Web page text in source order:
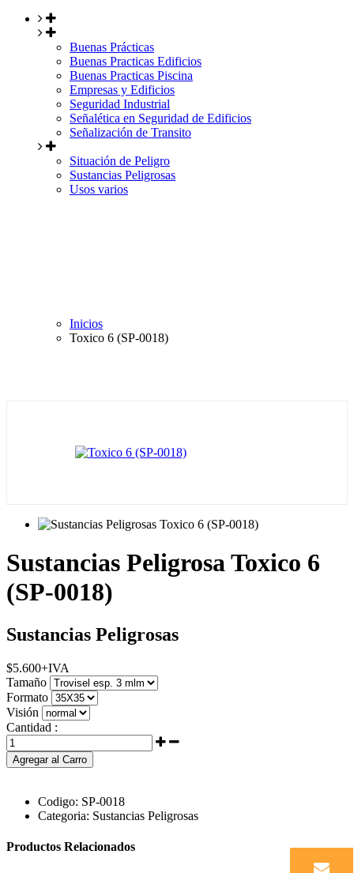
Buenas Prácticas
Buenas Practicas Edificios
Buenas Practicas Piscina
Empresas y Edificios
Seguridad Industrial
Señalética en Seguridad de Edificios
Señalización de Transito
Situación de Peligro
Sustancias Peligrosas
Usos varios
Inicios
Toxico 6 (SP-0018)
Sustancias Peligrosa Toxico 6
(SP-0018)
Sustancias Peligrosas
$5.600+IVA
Tamaño
Formato
Visión
Cantidad :
Agregar al Carro
Codigo: SP-0018
Categoria: Sustancias Peligrosas
Productos Relacionados